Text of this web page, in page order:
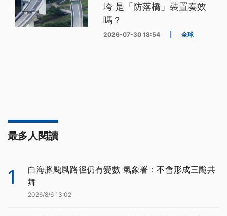
垮 是「防落橋」裝置奏效
嗎？
2026-07-30 18:54 全球
最多人閱讀
1
白海豚颱風路徑仍有變數 氣象署：不會形成三颱共
舞
2026/8/6 13:02